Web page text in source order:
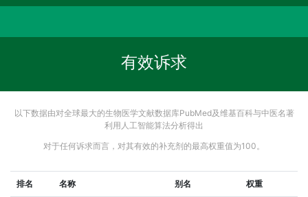
有效诉求
以下数据由对全球最大的生物医学文献数据库PubMed及维基百科与中医名著
利用人工智能算法分析得出
对于任何诉求而言，对其有效的补充剂的最高权重值为100。
排名 名称 别名 权重